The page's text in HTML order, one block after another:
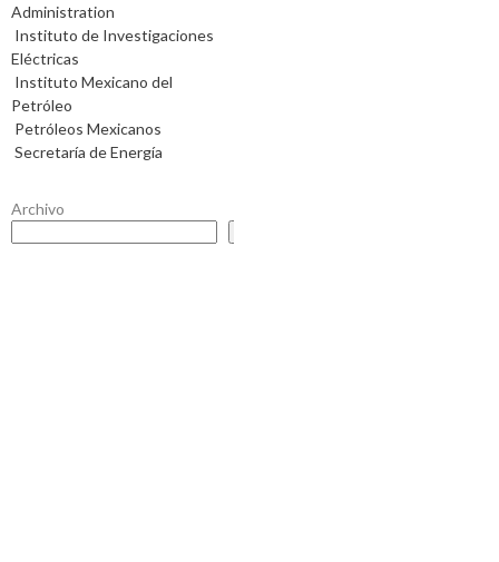
Administration
Instituto de Investigaciones
Eléctricas
Instituto Mexicano del
Petróleo
Petróleos Mexicanos
Secretaría de Energía
Archivo